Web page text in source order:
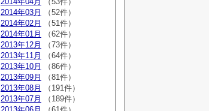
2014年03月
（52件）
2014年02月
（51件）
2014年01月
（62件）
2013年12月
（73件）
2013年11月
（64件）
2013年10月
（86件）
2013年09月
（81件）
2013年08月
（191件）
2013年07月
（189件）